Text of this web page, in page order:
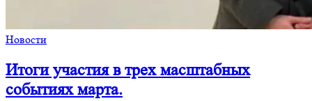
Новости
Итоги участия в трех масштабных
событиях марта.